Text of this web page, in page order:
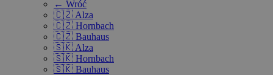
← Wróć
🇨🇿 Alza
🇨🇿 Hornbach
🇨🇿 Bauhaus
🇸🇰 Alza
🇸🇰 Hornbach
🇸🇰 Bauhaus